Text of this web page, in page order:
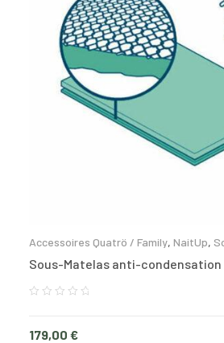
Accessoires Quatrö / Family, NaitUp,
Sous-Matelas anti-condensation
179,00 €